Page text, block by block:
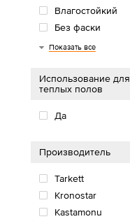
Влагостойкий
Без фаски
Фаска U4
Показать все
Использование для
теплых полов
Да
Производитель
Tarkett
Kronostar
Kastamonu